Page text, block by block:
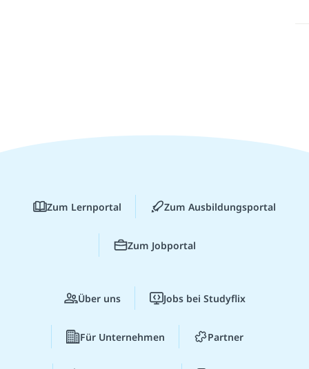
Zum Lernportal Zum Ausbildungsportal
Zum Jobportal
Über uns Jobs bei Studyflix
Für Unternehmen Partner